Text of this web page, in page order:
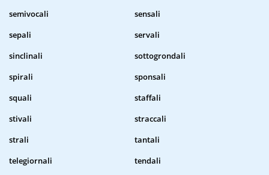
semivocali
sensali
sepali
servali
sinclinali
sottogrondali
spirali
sponsali
squali
staffali
stivali
straccali
strali
tantali
telegiornali
tendali